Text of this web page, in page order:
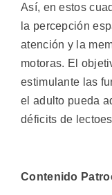
Así, en estos
la percepción
atención y la
motoras. El
estimulante las
el adulto pueda
déficits de
Contenido